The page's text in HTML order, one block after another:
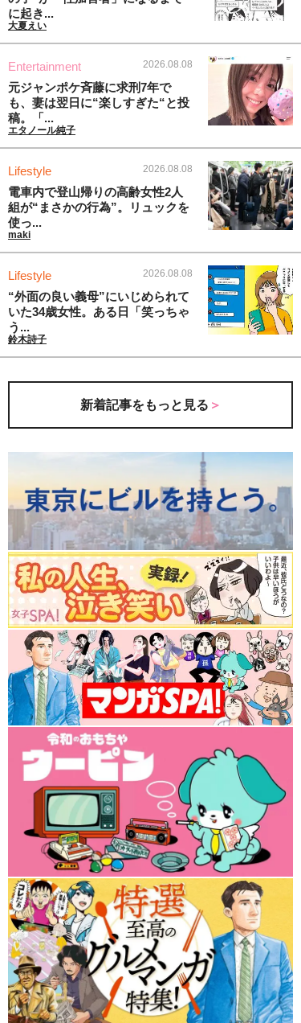
に起き...
大夏えい
Entertainment 2026.08.08
元ジャンポケ斉藤に求刑7年で
も、妻は翌日に“楽しすぎた“と投
稿。「...
エタノール純子
Lifestyle 2026.08.08
電車内で登山帰りの高齢女性2人
組が“まさかの行為”。リュックを
使っ...
maki
Lifestyle 2026.08.08
“外面の良い義母”にいじめられて
いた34歳女性。ある日「笑っちゃ
う...
鈴木詩子
新着記事をもっと見る